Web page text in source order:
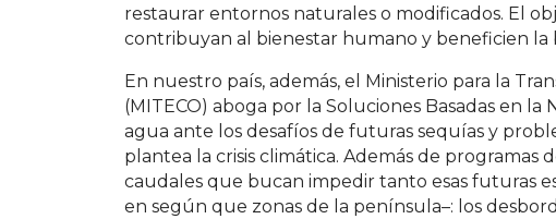
restaurar entornos naturales o modificados. El
contribuyan al bienestar humano y beneficien la
En nuestro país, además, el Ministerio para la
(MITECO) aboga por la Soluciones Basadas en
agua ante los desafíos de futuras sequías y
plantea la crisis climática. Además de programas
caudales que bucan impedir tanto esas futuras
en según que zonas de la península–: los